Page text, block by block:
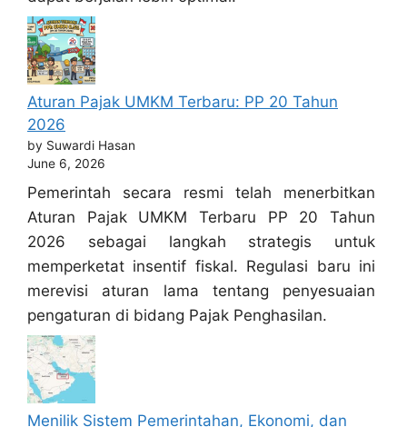
Aturan Pajak UMKM Terbaru: PP 20 Tahun
2026
by Suwardi Hasan
June 6, 2026
Pemerintah secara resmi telah menerbitkan
Aturan Pajak UMKM Terbaru PP 20 Tahun
2026 sebagai langkah strategis untuk
memperketat insentif fiskal. Regulasi baru ini
merevisi aturan lama tentang penyesuaian
pengaturan di bidang Pajak Penghasilan.
Menilik Sistem Pemerintahan, Ekonomi, dan